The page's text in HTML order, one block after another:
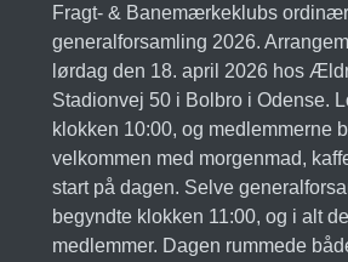
Fragt- & Banemærkeklubs
generalforsamling 2026.
lørdag den 18. april 2026 hos
Stadionvej 50 i Bolbro i Odense.
klokken 10:00, og medlemmerne
velkommen med morgenmad,
start på dagen. Selve
begyndte klokken 11:00, og i alt
medlemmer. Dagen rummede